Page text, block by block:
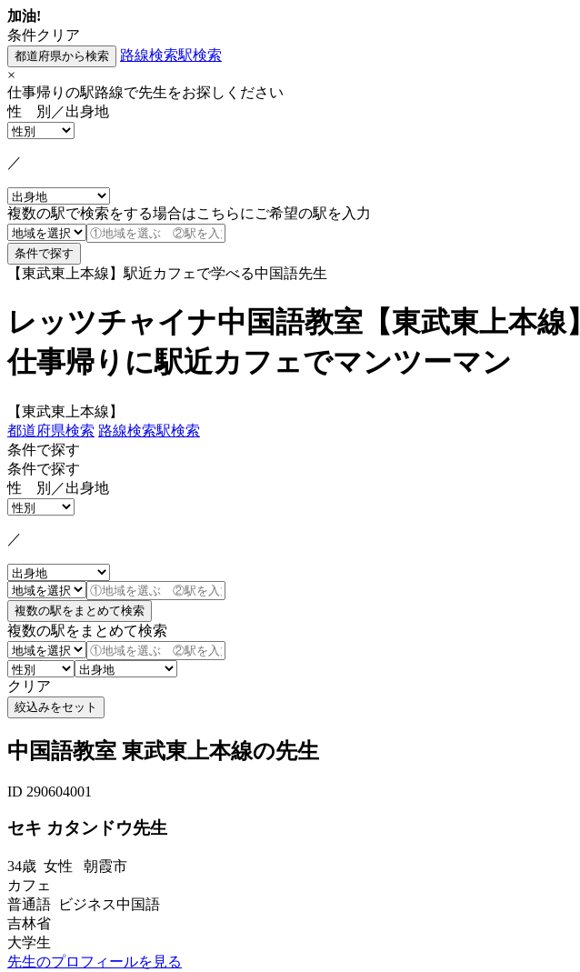
加油!
条件クリア
路線検索駅検索
×
仕事帰りの駅路線で先生をお探しください
性 別／出身地
／
複数の駅で検索をする場合はこちらにご希望の駅を入力
【東武東上本線】駅近カフェで学べる中国語先生
レッツチャイナ中国語教室【東武東上本線】
仕事帰りに駅近カフェでマンツーマン
【東武東上本線】
都道府県検索 路線検索駅検索
条件で探す
条件で探す
性 別／出身地
／
複数の駅をまとめて検索
クリア
中国語教室 東武東上本線の先生
ID 290604001
セキ カタンドウ先生
34歳 女性 朝霞市
カフェ
普通語 ビジネス中国語
吉林省
大学生
先生のプロフィールを見る